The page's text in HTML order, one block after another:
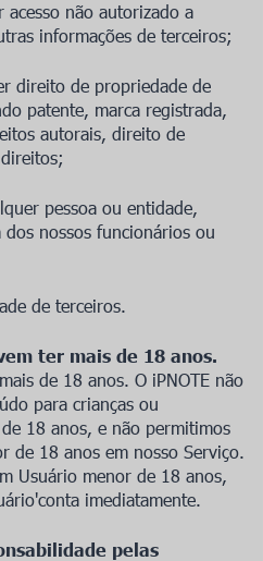
não autorizado a
informações de terceiros;
direito de propriedade de
patente, marca registrada,
autorais, direito de
pessoa ou entidade,
nossos funcionários ou
de terceiros.
ter mais de 18 anos.
de 18 anos. O iPNOTE não
para crianças ou
18 anos, e não permitimos
de 18 anos em nosso Serviço.
Usuário menor de 18 anos,
'conta imediatamente.
pelas